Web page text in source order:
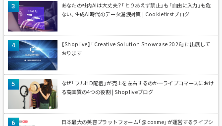
あなたの社内AIは大丈夫？「とりあえず禁止」も「自由に入力」も危
ない、生成AI時代のデータ漏洩対策 | Cookiefirstブログ
【Shoplive】「Creative Solution Showcase 2026」に出展して
おります
なぜ「フルHD配信」が売上を左右するのか—ライブコマースにおけ
る高画質の4つの役割 | Shopliveブログ
日本最大の美容プラットフォーム「@cosme」が運営するライブシ